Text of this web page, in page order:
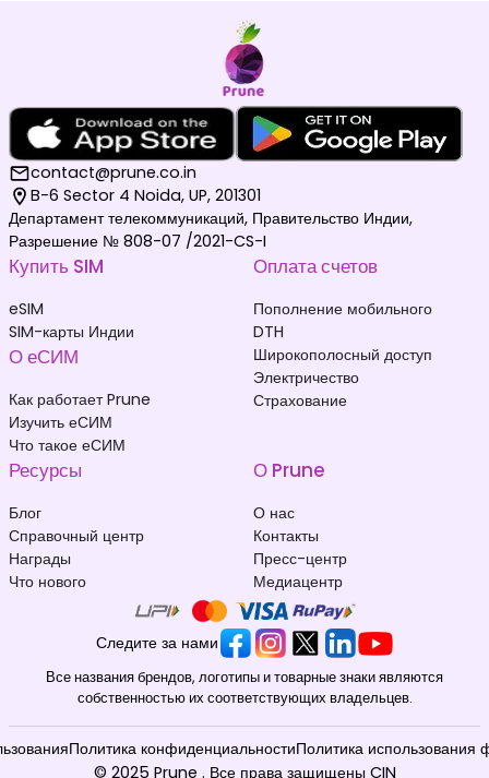
contact@prune.co.in
B-6 Sector 4 Noida, UP, 201301
Департамент телекоммуникаций, Правительство Индии,
Разрешение № 808-07 /2021-CS-I
Купить SIM
eSIM
SIM-карты Индии
О еСИМ
Как работает Prune
Изучить еСИМ
Что такое еСИМ
Оплата счетов
Пополнение мобильного
DTH
Широкополосный доступ
Электричество
Страхование
Ресурсы
Блог
Справочный центр
Награды
Что нового
О Prune
О нас
Контакты
Пресс-центр
Медиацентр
Следите за нами
Все названия брендов, логотипы и товарные знаки являются
собственностью их соответствующих владельцев.
© 2025 Prune . Все права защищены CIN
Политика конфиденциальностиПолитика